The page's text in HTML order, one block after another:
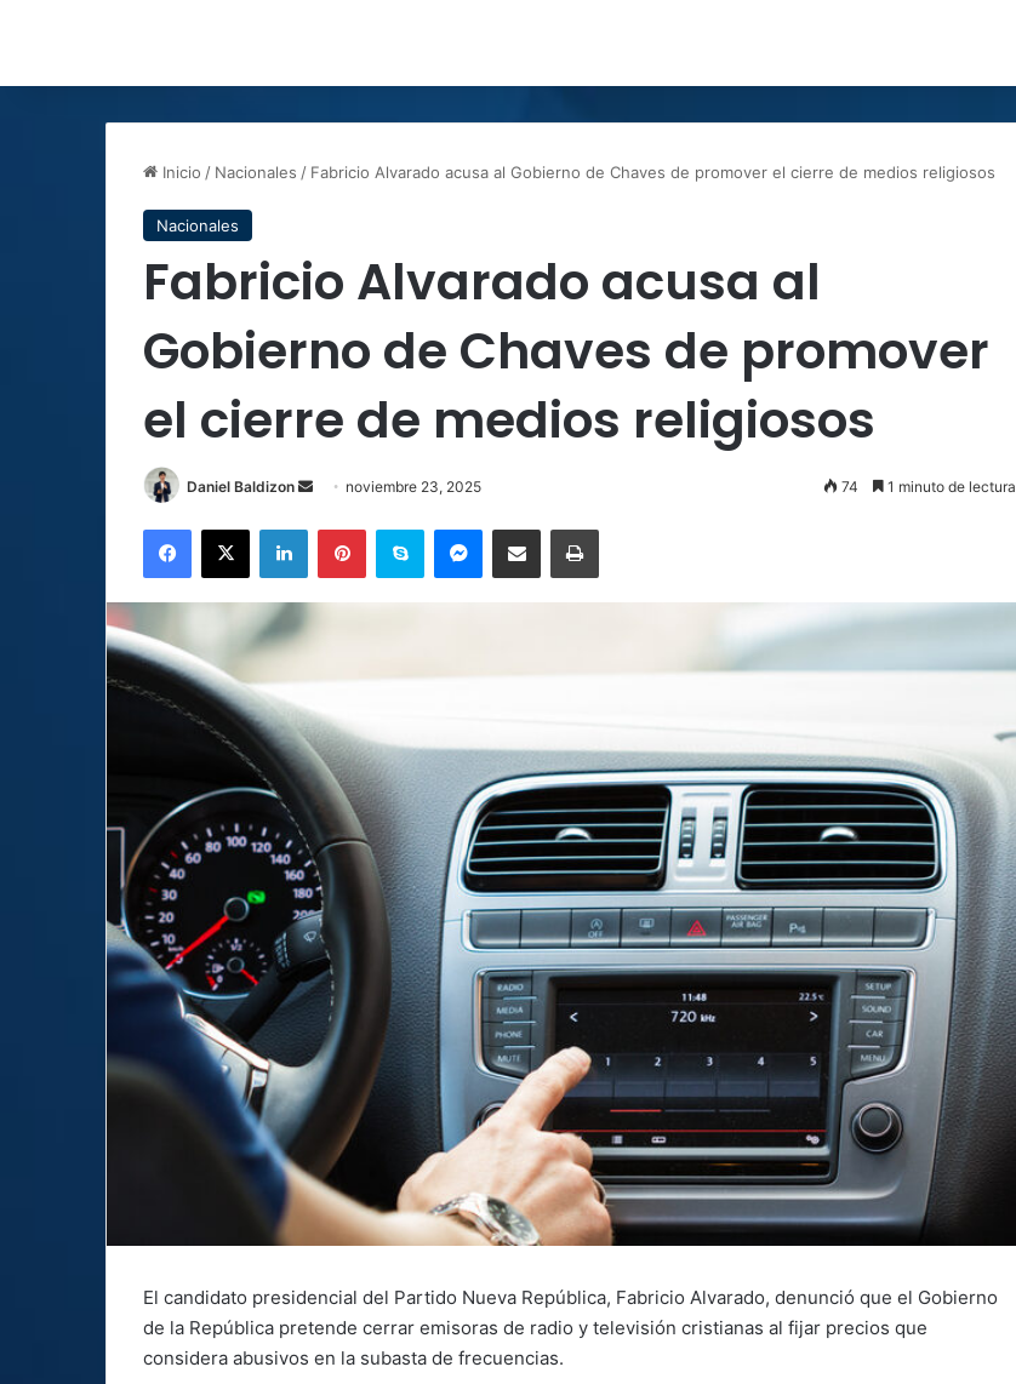
Inicio / Nacionales / Fabricio Alvarado acusa al Gobierno de Chaves de promover el cierre de medios religiosos
Nacionales
Fabricio Alvarado acusa al
Gobierno de Chaves de promover
el cierre de medios religiosos
Daniel Baldizon
Send
email
noviembre 23, 2025 74 1 minuto de lectura
Facebook
X LinkedInPinterestSkype MessengerCompartir por correo electrónicoImprimir
El candidato presidencial del Partido Nueva República, Fabricio Alvarado, denunció que el Gobierno
de la República pretende cerrar emisoras de radio y televisión cristianas al fijar precios que
considera abusivos en la subasta de frecuencias.